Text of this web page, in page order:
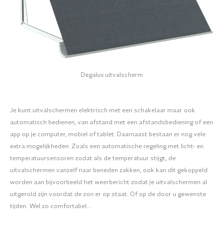
Degalux uitvalscherm
Je kunt uitvalschermen elektrisch met een schakelaar maar ook
automatisch bedienen, van afstand met een afstandsbediening of een
app op je computer, mobiel of tablet. Daarnaast bestaan er nog vele
extra mogelijkheden. Zoals een automatische regeling met licht- en
temperatuursensoren zodat als de temperatuur stijgt, de
uitvalschermen vanzelf naar beneden zakken, ook kan dit gekoppeld
worden aan bijvoorbeeld het weerbericht zodat je uitvalschermen al
uitgerold zijn voordat de zon er op staat. Of op de door u gewenste
tijden. Wel zo comfortabel…